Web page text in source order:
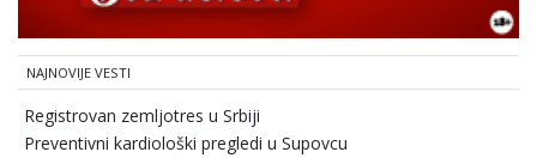
NAJNOVIJE VESTI
Registrovan zemljotres u Srbiji
Preventivni kardiološki pregledi u Supovcu